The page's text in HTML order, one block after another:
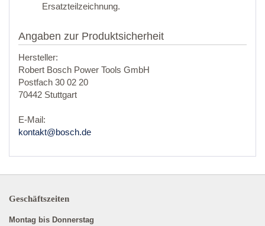
Ersatzteilzeichnung.
Angaben zur Produktsicherheit
Hersteller:
Robert Bosch Power Tools GmbH
Postfach 30 02 20
70442 Stuttgart
E-Mail:
kontakt@bosch.de
Geschäftszeiten
Montag bis Donnerstag